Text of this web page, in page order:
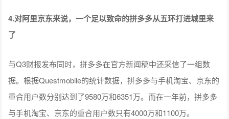
4.对阿里京东来说，一个足以致命的拼多多从五环打进城里来
了
与Q3财报发布同时，拼多多在官方新闻稿中还采信了一组数
据。根据Questmobile的统计数据，拼多多与手机淘宝、京东的
重合用户数分别达到了9580万和6351万。而在一年前，拼多多
与手机淘宝、京东的重合用户数只有4000万和1100万。